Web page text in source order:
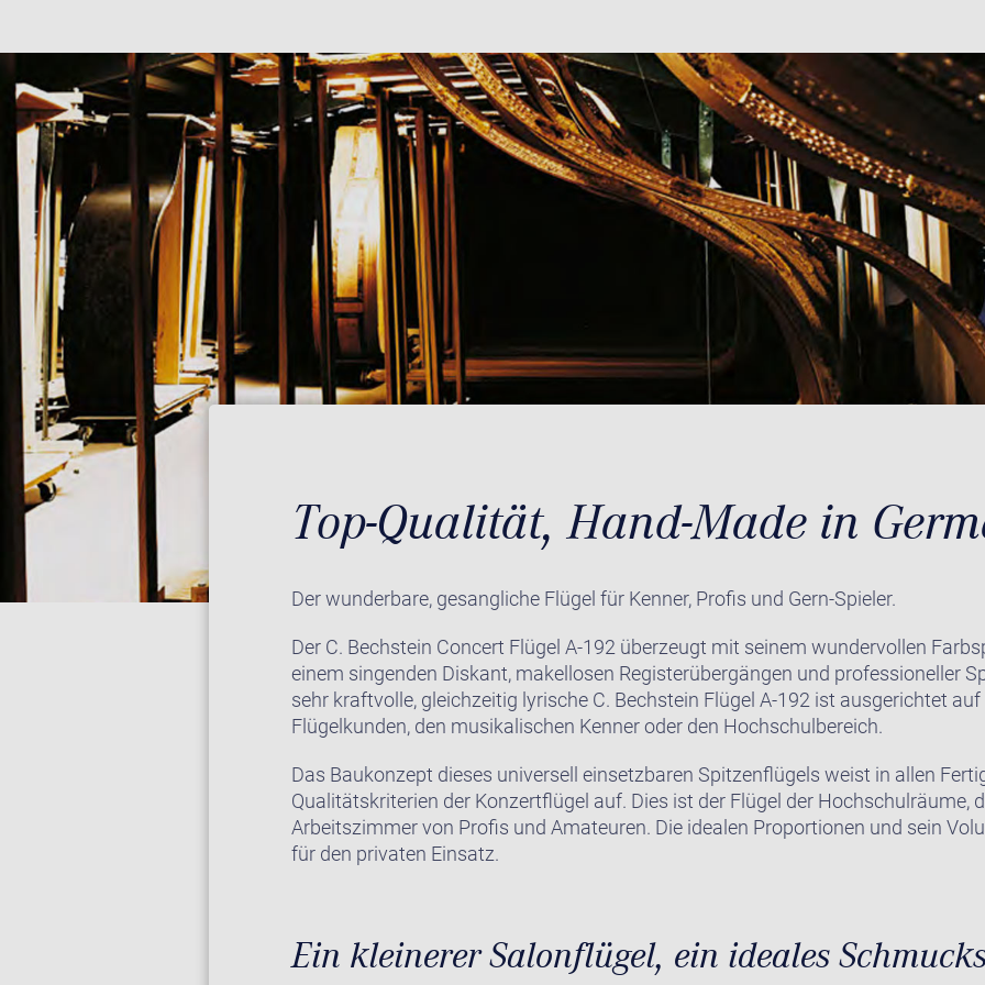
Top-Qualität, Hand-Made in
Der wunderbare, gesangliche Flügel für Kenner, Profis und Gern-Spieler.
Der C. Bechstein Concert Flügel A-192 überzeugt mit seinem wundervollen
einem singenden Diskant, makellosen Registerübergängen und professioneller
sehr kraftvolle, gleichzeitig lyrische C. Bechstein Flügel A-192 ist ausgerichtet
Flügelkunden, den musikalischen Kenner oder den Hochschulbereich.
Das Baukonzept dieses universell einsetzbaren Spitzenflügels weist in allen
Qualitätskriterien der Konzertflügel auf. Dies ist der Flügel der Hochschulräume,
Arbeitszimmer von Profis und Amateuren. Die idealen Proportionen und sein
für den privaten Einsatz.
Ein kleinerer Salonflügel, ein ideales